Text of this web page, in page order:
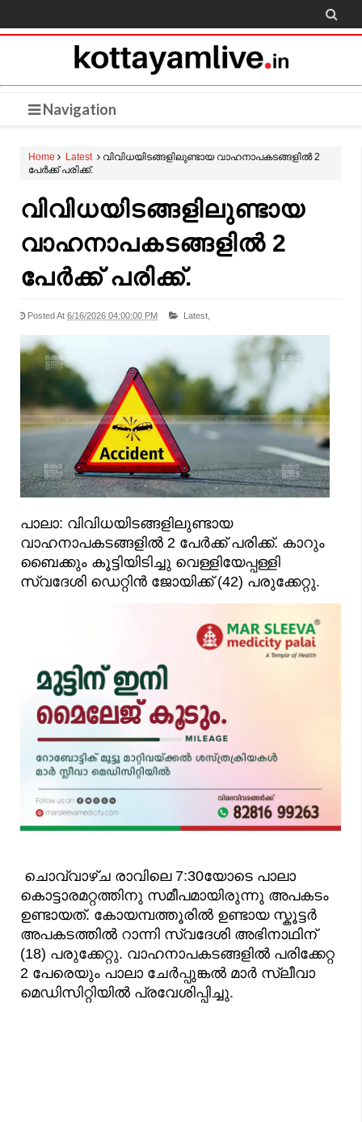

Navigation
Home Latest
വിവിധയിടങ്ങളിലുണ്ടായ വാഹനാപകടങ്ങളിൽ 2
പേർക്ക് പരിക്ക്.
വിവിധയിടങ്ങളിലുണ്ടായ
വാഹനാപകടങ്ങളിൽ 2
പേർക്ക് പരിക്ക്.
Posted At 6/16/2026 04:00:00 PM Latest,
പാലാ: വിവിധയിടങ്ങളിലുണ്ടായ
വാഹനാപകടങ്ങളിൽ 2 പേർക്ക് പരിക്ക്. കാറും
ബൈക്കും കൂട്ടിയിടിച്ചു വെള്ളിയേപ്പള്ളി
സ്വദേശി ഡെറ്റിൻ ജോയിക്ക് (42) പരുക്കേറ്റു.
ചൊവ്വാഴ്ച രാവിലെ 7:30യോടെ പാലാ
കൊട്ടാരമറ്റത്തിനു സമീപമായിരുന്നു അപകടം
ഉണ്ടായത്. കോയമ്പത്തൂരിൽ ഉണ്ടായ സ്കൂട്ടർ
അപകടത്തിൽ റാന്നി സ്വദേശി അഭിനാഥിന്
(18) പരുക്കേറ്റു. വാഹനാപകടങ്ങളിൽ പരിക്കേറ്റ
2 പേരെയും പാലാ ചേർപ്പുങ്കൽ മാർ സ്ലീവാ
മെഡിസിറ്റിയിൽ പ്രവേശിപ്പിച്ചു.